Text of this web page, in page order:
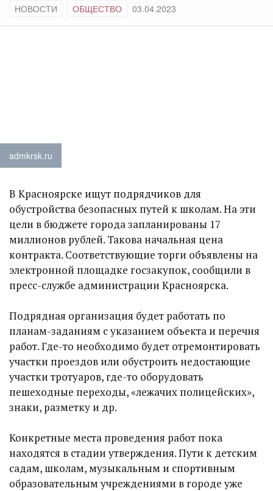
НОВОСТИ ОБЩЕСТВО 03.04.2023
admkrsk.ru
В Красноярске ищут подрядчиков для
обустройства безопасных путей к школам. На эти
цели в бюджете города запланированы 17
миллионов рублей. Такова начальная цена
контракта. Соответствующие торги объявлены на
электронной площадке госзакупок, сообщили в
пресс-службе администрации Красноярска.​​​
Подрядная организация будет работать по
планам-заданиям с указанием объекта и перечня
работ. Где-то необходимо будет отремонтировать
участки проездов или обустроить недостающие
участки тротуаров, где-то оборудовать
пешеходные переходы, «лежачих полицейских»,
знаки, разметку и др.
Конкретные места проведения работ пока
находятся в стадии утверждения. Пути к детским
садам, школам, музыкальным и спортивным
образовательным учреждениями в городе уже